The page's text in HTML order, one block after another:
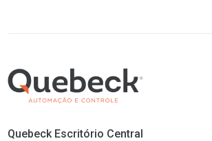
Quebeck Escritório Central